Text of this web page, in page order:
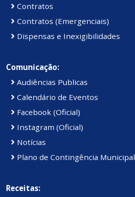
Contratos
Contratos (Emergenciais)
Dispensas e Inexigibilidades
Comunicação:
Audiências Publicas
Calendário de Eventos
Facebook (Oficial)
Instagram (Oficial)
Notícias
Plano de Contingência Municipal
Receitas: